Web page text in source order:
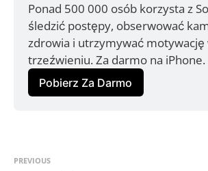
Ponad 500 000 osób korzysta z
śledzić postępy, obserwować
zdrowia i utrzymywać motywację
trzeźwieniu. Za darmo na iPhone.
Pobierz Za Darmo
PREVIOUS